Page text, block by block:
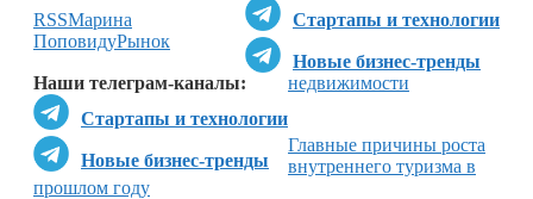
Стартапы и технологии
Новые бизнес-тренды
Наши телеграм-каналы:
Стартапы и технологии
Новые бизнес-тренды
RSSМарина
ПоповидуРынок
недвижимости
Главные причины роста
внутреннего туризма в
прошлом году